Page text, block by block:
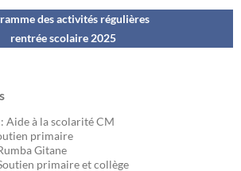
des activités régulières
rentrée scolaire 2025
Aide à la scolarité CM
primaire
Gitane
primaire et collège